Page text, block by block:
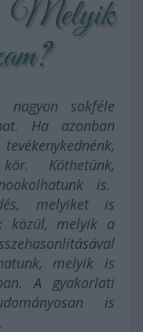
sokféle
Ha azonban
Köthetünk,
is.
melyiket is
közül, melyik a
melyik is
A gyakorlati
is